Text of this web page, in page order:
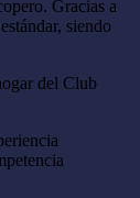
Gracias a
siendo
del Club